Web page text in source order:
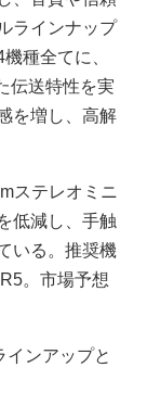
ラインナップ
種全てに、
伝送特性を実
を増し、高解
ステレオミニ
低減し、手触
いる。推奨機
。市場予想
ンアップと